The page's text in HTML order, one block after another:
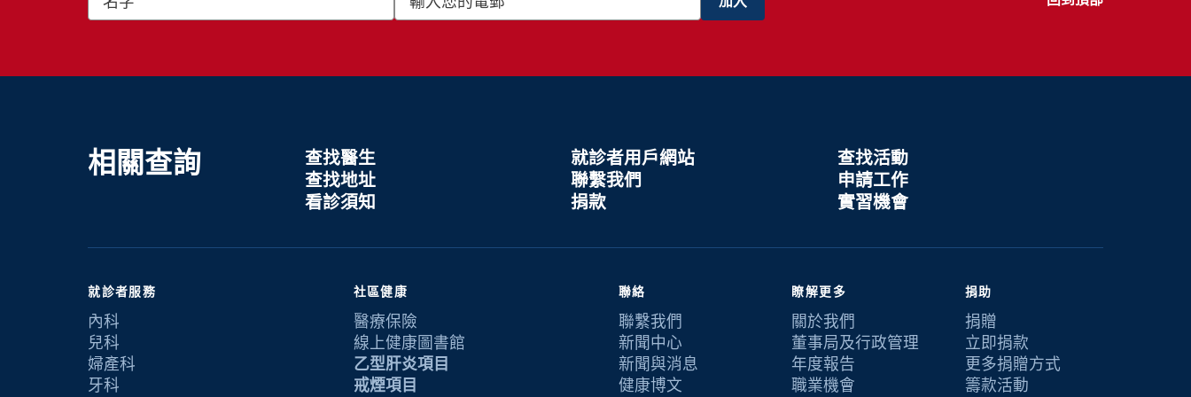
相關查詢
查找醫生
查找地址
看診須知
就診者用戶網站
聯繫我們
捐款
查找活動
申請工作
實習機會
就診者服務
內科
兒科
婦產科
牙科
社區健康
醫療保險
線上健康圖書館
乙型肝炎項目
戒煙項目
聯絡
聯繫我們
新聞中心
新聞與消息
健康博文
瞭解更多
關於我們
董事局及行政管理
年度報告
職業機會
捐助
捐贈
立即捐款
更多捐贈方式
籌款活動